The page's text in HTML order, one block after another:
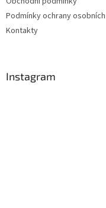
Podmínky ochrany
Kontakty
Instagram